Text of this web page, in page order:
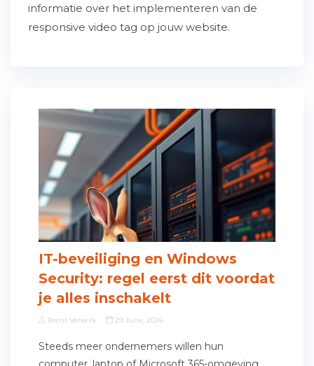
informatie over het implementeren van de
responsive video tag op jouw website.
IT-beveiliging en Windows
Security: regel eerst dit voordat
je alles inschakelt
Brent Verkerk 29 June, 2026
Steeds meer ondernemers willen hun